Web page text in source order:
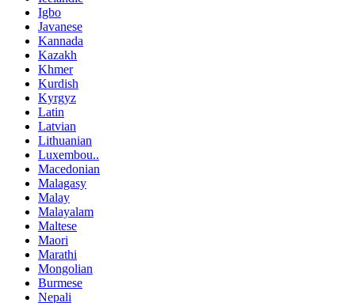
Igbo
Javanese
Kannada
Kazakh
Khmer
Kurdish
Kyrgyz
Latin
Latvian
Lithuanian
Luxembou..
Macedonian
Malagasy
Malay
Malayalam
Maltese
Maori
Marathi
Mongolian
Burmese
Nepali